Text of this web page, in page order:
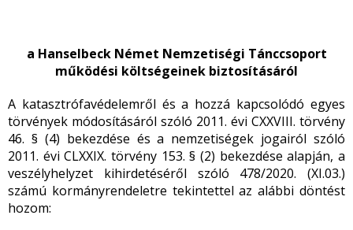
a Hanselbeck Német Nemzetiségi Tánccsoport
működési költségeinek biztosításáról
A katasztrófavédelemről és a hozzá kapcsolódó egyes
törvények módosításáról szóló 2011. évi CXXVIII. törvény
46. § (4) bekezdése és a nemzetiségek jogairól szóló
2011. évi CLXXIX. törvény 153. § (2) bekezdése alapján, a
veszélyhelyzet kihirdetéséről szóló 478/2020. (XI.03.)
számú kormányrendeletre tekintettel az alábbi döntést
hozom: